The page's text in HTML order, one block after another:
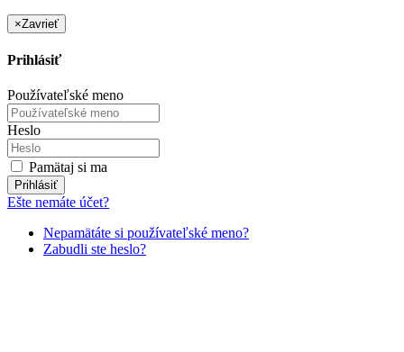
×Zavrieť
Prihlásiť
Používateľské meno
Heslo
Pamätaj si ma
Prihlásiť
Ešte nemáte účet?
Nepamätáte si používateľské meno?
Zabudli ste heslo?